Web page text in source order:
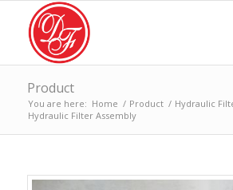
Product
You are here: Home / Product / Hydraulic
Hydraulic Filter Assembly